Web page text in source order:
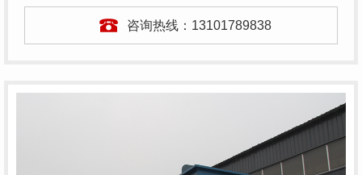
咨询热线： 13101789838